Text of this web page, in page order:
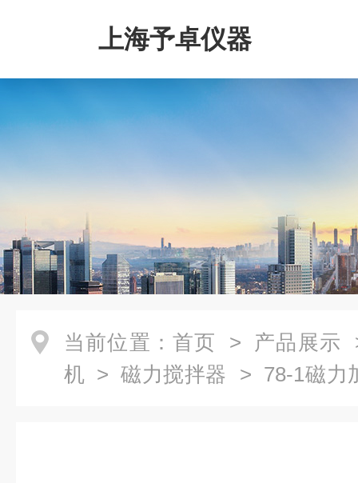
上海予卓仪器
当前位置： 首页 > 产品展示
机 > 磁力搅拌器 > 78-1磁力